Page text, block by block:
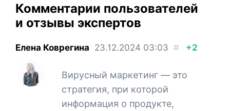
Комментарии пользователей
и отзывы экспертов
Елена Коврегина 23.12.2024 03:03 # +2
Вирусный маркетинг — это
стратегия, при которой
информация о продукте,